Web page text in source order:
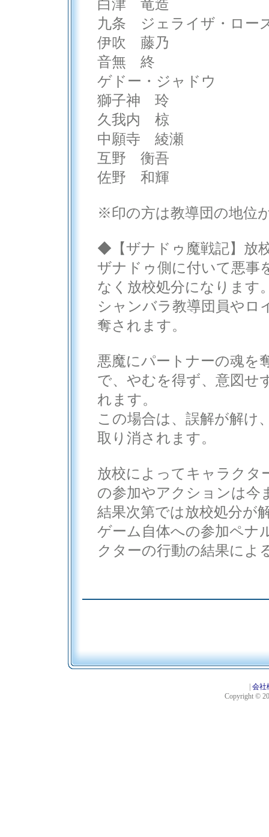
白津 竜造
九条 ジェライザ・ロー
伊吹 藤乃
音無 終
ゲドー・ジャドウ
獅子神 玲
久我内 椋
中願寺 綾瀬
互野 衡吾
佐野 和輝
※印の方は教導団の地位
◆【ザナドゥ魔戦記】放
ザナドゥ側に付いて悪事
なく放校処分になります
シャンバラ教導団員やロ
奪されます。
悪魔にパートナーの魂を
で、やむを得ず、意図せ
れます。
この場合は、誤解が解け
取り消されます。
放校によってキャラクタ
の参加やアクションは今
結果次第では放校処分が
ゲーム自体への参加ペナ
クターの行動の結果によ
会社
Copyright ©